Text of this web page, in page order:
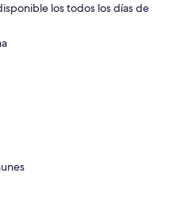
los todos los días de